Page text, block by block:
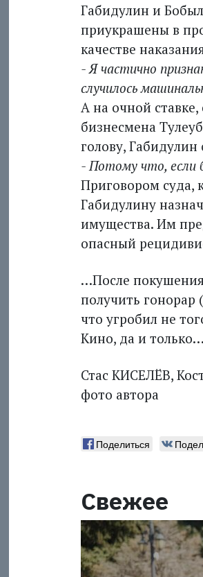
Габидулин и
приукрашены в
качестве
- Я частично
случилось
А на очной
бизнесмена
голову, Габидулин
- Потому что, если
Приговором суда,
Габидулину
имущества. Им
опасный
…После
получить гонорар
что угробил не
Кино, да и только…
Стас КИСЕЛЁВ,
фото автора
Поделиться
Свежее